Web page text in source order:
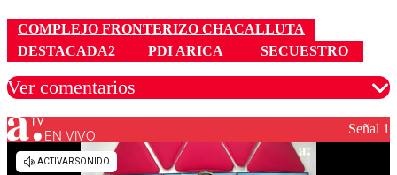
COMPLEJO FRONTERIZO CHACALLUTA
DESTACADA2
PDI ARICA SECUESTRO
Ver comentarios
Los comentarios son moderados para garantizar un
diálogo respetuoso.
EN VIVO Señal 1